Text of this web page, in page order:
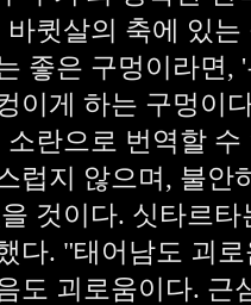
바큇살의 축에 있
좋은 구멍이라면,
이게 하는 구멍이
소란으로 번역할
럽지 않으며, 불안
것이다. 싯타르
다. "태어남도 괴
도 괴로움이다. 근